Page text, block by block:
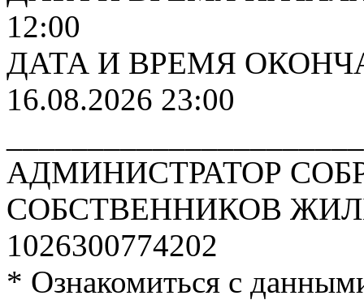
12:00
ДАТА И ВРЕМЯ
16.08.2026 23:00
АДМИНИСТРАТОР
СОБСТВЕННИКОВ
1026300774202
* Ознакомиться с